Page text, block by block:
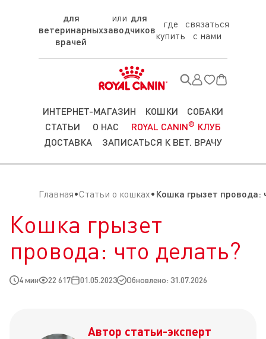
для
ветеринарных
врачей
для
заводчиков
где
купить
связаться
с нами
ИНТЕРНЕТ-МАГАЗИН КОШКИ
СОБАКИ
СТАТЬИ
О НАС ROYAL CANIN® КЛУБ
ДОСТАВКА
ЗАПИСАТЬСЯ К ВЕТ. ВРАЧУ
Главная Статьи о кошках Кошка грызет провода:
Кошка грызет
провода: что делать?
4 мин 22 617 01.05.2023 Обновлено: 31.07.2026
Автор статьи-эксперт